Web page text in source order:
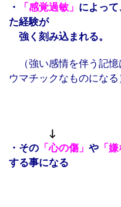
・ 「感覚過敏」 によっ
た経験が
強く刻み込まれる。
（強い感情を伴う記憶
ウマチックなものになる
↓
・その 「心の傷」 や 「
する事になる